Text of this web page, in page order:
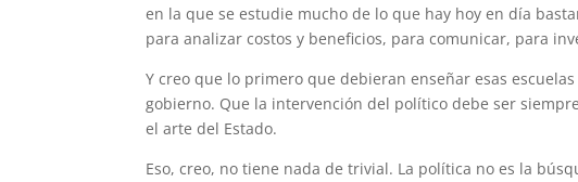
en la que se estudie mucho de lo que hay hoy en día
para analizar costos y beneficios, para comunicar, para
Y creo que lo primero que debieran enseñar esas
gobierno. Que la intervención del político debe ser
el arte del Estado.
Eso, creo, no tiene nada de trivial. La política no es la